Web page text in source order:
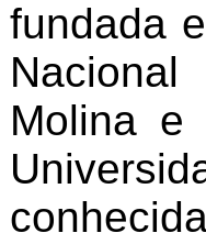
fundada
Molina e